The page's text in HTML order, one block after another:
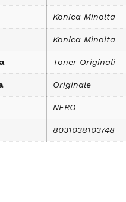
Konica Minolta
Konica Minolta
Toner Originali
Originale
NERO
8031038103748